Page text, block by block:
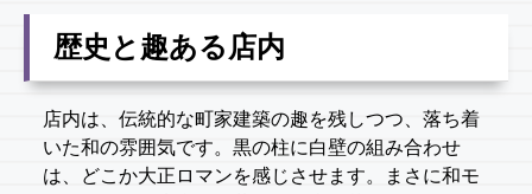
歴史と趣ある店内
店内は、伝統的な町家建築の趣を残しつつ、落ち着
いた和の雰囲気です。黒の柱に白壁の組み合わせ
は、どこか大正ロマンを感じさせます。まさに和モ